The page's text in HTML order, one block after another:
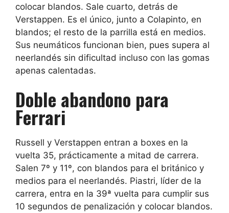
colocar blandos. Sale cuarto, detrás de
Verstappen. Es el único, junto a Colapinto, en
blandos; el resto de la parrilla está en medios.
Sus neumáticos funcionan bien, pues supera al
neerlandés sin dificultad incluso con las gomas
apenas calentadas.
Doble abandono para
Ferrari
Russell y Verstappen entran a boxes en la
vuelta 35, prácticamente a mitad de carrera.
Salen 7º y 11º, con blandos para el británico y
medios para el neerlandés. Piastri, líder de la
carrera, entra en la 39ª vuelta para cumplir sus
10 segundos de penalización y colocar blandos.